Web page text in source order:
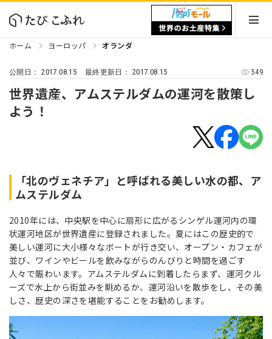
ホーム ヨーロッパ オランダ
公開日：2017.08.15 最終更新日： 2017.08.15 549
世界遺産、アムステルダムの運河を散策し
よう！
「北のヴェネチア」と呼ばれる美しい水の都、ア
ムステルダム
2010年には、中央駅を中心に扇形に広がるシンゲル運河内の環
状運河地区が世界遺産に登録されました。夏にはこの歴史的で
美しい運河に大小様々なボートが行き交い、オープン・カフェが
並び、ワインやビールを飲みながらのんびりと時間を過ごす
人々で賑わいます。アムステルダムに到着したらまず、運河クル
ーズで水上から街並みを眺めるか、運河沿いを散歩をし、その美
しさ、歴史の深さを堪能することをお勧めします。